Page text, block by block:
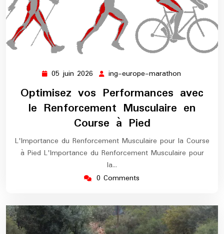
05 juin 2026 05
juin
2026
ing-europe-marathon
marathon
Optimisez vos Performances avec
le Renforcement Musculaire en
Course à Pied
L'Importance du Renforcement Musculaire pour la Course
à Pied L'Importance du Renforcement Musculaire pour
la…
0 Comments